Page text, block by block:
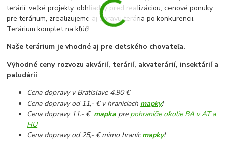
terárií, veľké projekty, obhliadky pred realizáciou, cenové ponuky
pre terárium, zrealizujeme aj opravu terária po konkurencii.
Terárium komplet na kľúč!
Naše terárium je vhodné aj pre detského chovateľa.
Výhodné ceny rozvozu akvárií, terárií, akvaterárií, insektárií a
paludárií
Cena dopravy v Bratislave 4.90 €
Cena dopravy od 11,- € v hraniciach mapky!
Cena dopravy 11.- € mapka pre pohraničie okolie BA v AT a
HU
Cena dopravy od 25,- € mimo hranícmapky!